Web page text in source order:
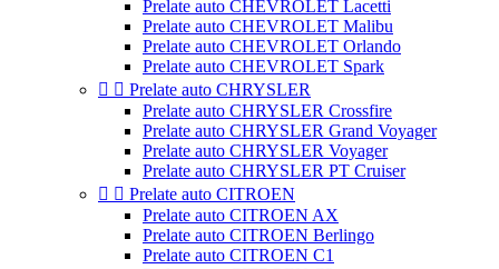
Prelate auto CHEVROLET Lacetti
Prelate auto CHEVROLET Malibu
Prelate auto CHEVROLET Orlando
Prelate auto CHEVROLET Spark
  Prelate auto CHRYSLER
Prelate auto CHRYSLER Crossfire
Prelate auto CHRYSLER Grand Voyager
Prelate auto CHRYSLER Voyager
Prelate auto CHRYSLER PT Cruiser
  Prelate auto CITROEN
Prelate auto CITROEN AX
Prelate auto CITROEN Berlingo
Prelate auto CITROEN C1